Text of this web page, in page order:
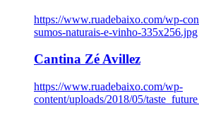
https://www.ruadebaixo.com/wp-
sumos-naturais-e-vinho-335x256.jpg
Cantina Zé Avillez
https://www.ruadebaixo.com/wp-
content/uploads/2018/05/